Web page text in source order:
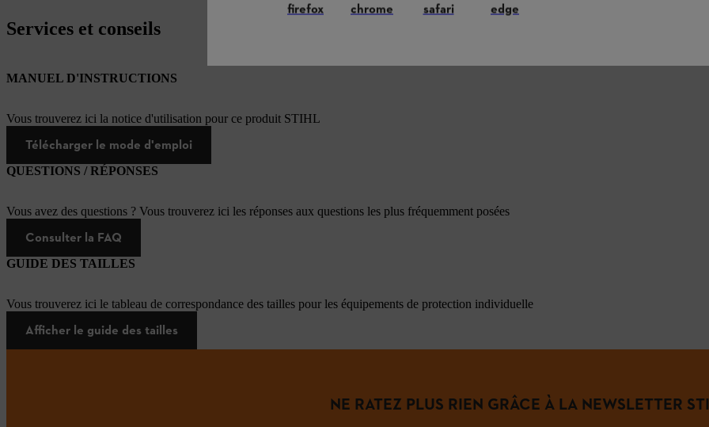
Services et conseils
MANUEL D'INSTRUCTIONS
Vous trouverez ici la notice d'utilisation pour ce produit STIHL
Télécharger le mode d'emploi
QUESTIONS / RÉPONSES
Vous avez des questions ? Vous trouverez ici les réponses aux questions les plus fréquemment posées
Consulter la FAQ
GUIDE DES TAILLES
Vous trouverez ici le tableau de correspondance des tailles pour les équipements de protection individuelle
Afficher le guide des tailles
NE RATEZ PLUS RIEN GRÂCE À LA NEWSLETTER
firefox chrome safari edge